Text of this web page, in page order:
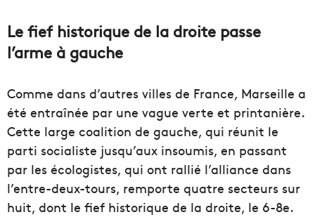
Le fief historique de la droite passe
l’arme à gauche
Comme dans d’autres villes de France, Marseille a
été entraînée par une vague verte et printanière.
Cette large coalition de gauche, qui réunit le
parti socialiste jusqu’aux insoumis, en passant
par les écologistes, qui ont rallié l’alliance dans
l’entre-deux-tours, remporte quatre secteurs sur
huit, dont le fief historique de la droite, le 6-8e.